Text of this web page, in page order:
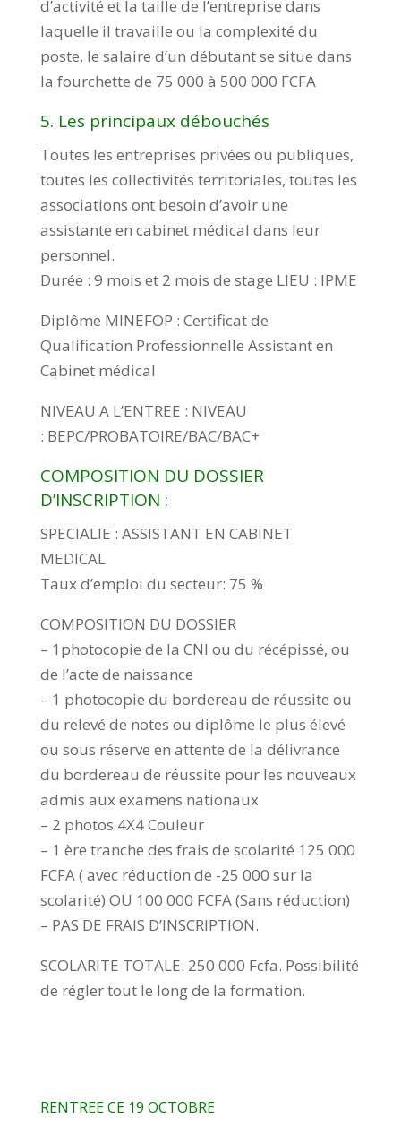
d’activité et la taille de l’entreprise dans
laquelle il travaille ou la complexité du
poste, le salaire d’un débutant se situe dans
la fourchette de 75 000 à 500 000 FCFA
5. Les principaux débouchés
Toutes les entreprises privées ou publiques,
toutes les collectivités territoriales, toutes les
associations ont besoin d’avoir une
assistante en cabinet médical dans leur
personnel.
Durée : 9 mois et 2 mois de stage LIEU : IPME
Diplôme MINEFOP : Certificat de
Qualification Professionnelle Assistant en
Cabinet médical
NIVEAU A L’ENTREE : NIVEAU
: BEPC/PROBATOIRE/BAC/BAC+
COMPOSITION DU DOSSIER
D’INSCRIPTION :
SPECIALIE : ASSISTANT EN CABINET
MEDICAL
Taux d’emploi du secteur: 75 %
COMPOSITION DU DOSSIER
– 1photocopie de la CNI ou du récépissé, ou
de l’acte de naissance
– 1 photocopie du bordereau de réussite ou
du relevé de notes ou diplôme le plus élevé
ou sous réserve en attente de la délivrance
du bordereau de réussite pour les nouveaux
admis aux examens nationaux
– 2 photos 4X4 Couleur
– 1 ère tranche des frais de scolarité 125 000
FCFA ( avec réduction de -25 000 sur la
scolarité) OU 100 000 FCFA (Sans réduction)
– PAS DE FRAIS D’INSCRIPTION.
SCOLARITE TOTALE: 250 000 Fcfa. Possibilité
de régler tout le long de la formation.
RENTREE CE 19 OCTOBRE